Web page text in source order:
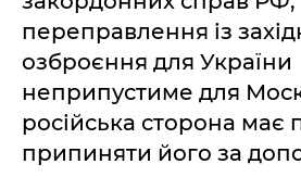
переправлення із
озброєння для України
неприпустиме для
російська сторона має
припиняти його за